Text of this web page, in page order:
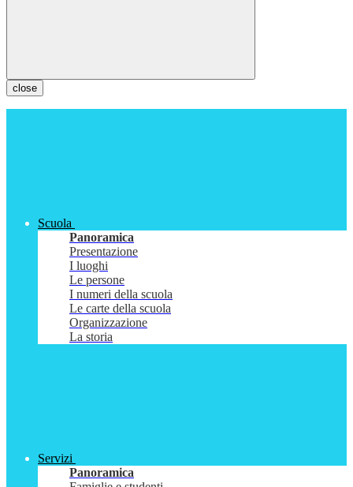
close
Scuola
Panoramica
Presentazione
I luoghi
Le persone
I numeri della scuola
Le carte della scuola
Organizzazione
La storia
Servizi
Panoramica